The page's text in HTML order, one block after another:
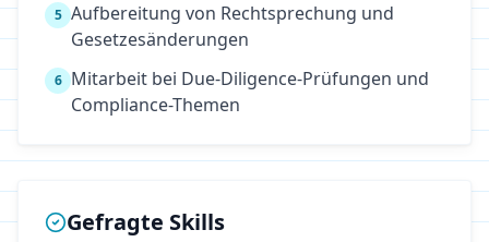
5 Aufbereitung von Rechtsprechung und
Gesetzesänderungen
6 Mitarbeit bei Due-Diligence-Prüfungen und
Compliance-Themen
Gefragte Skills